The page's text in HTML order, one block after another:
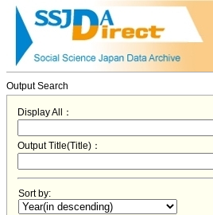
Output Search
Display All：
Output Title(Title)：
Sort by: